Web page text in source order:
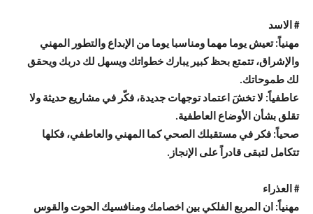
# الاسد
مهنياً: تعيش يوما مهما ومناسبا يوما من الإبداع والتطور المهني
والإشراق، تتمتع بحظ كبير يبارك خطواتك ويسهل لك دربك ويحقق
لك طموحاتك.
عاطفياً: لا تخشَ اعتماد توجهات جديدة، فكّر في مشاريع حديثة ولا
تقلق بشأن الأوضاع العاطفية.
صحياً: فكر في مستقبلك الصحي كما المهني والعاطفي، فكلها
تتكامل لتبقى قادراً على الإنجاز.
# العذراء
مهنياً: ان المربع الفلكي بين اخصامك ومنافسيك الحوت والقوس